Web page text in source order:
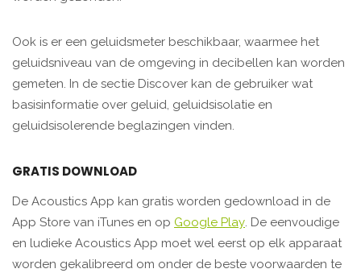
Ook is er een geluidsmeter beschikbaar, waarmee het
geluidsniveau van de omgeving in decibellen kan worden
gemeten. In de sectie Discover kan de gebruiker wat
basisinformatie over geluid, geluidsisolatie en
geluidsisolerende beglazingen vinden.
GRATIS DOWNLOAD
De Acoustics App kan gratis worden gedownload in de
App Store van iTunes en op Google Play. De eenvoudige
en ludieke Acoustics App moet wel eerst op elk apparaat
worden gekalibreerd om onder de beste voorwaarden te